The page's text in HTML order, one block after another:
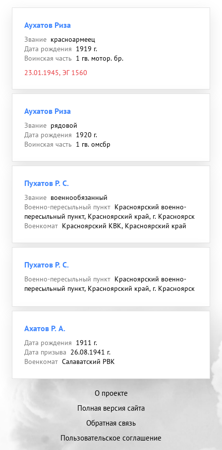
Аухатов Риза
Звание красноармеец
Дата рождения 1919 г.
Воинская часть 1 гв. мотор. бр.
23.01.1945, ЭГ 1560
Аухатов Риза
Звание рядовой
Дата рождения 1920 г.
Воинская часть 1 гв. омсбр
Пухатов Р. С.
Звание военнообязанный
Военно-пересыльный пункт Красноярский военно-
пересыльный пункт, Красноярский край, г. Красноярск
Военкомат Красноярский КВК, Красноярский край
Пухатов Р. С.
Военно-пересыльный пункт Красноярский военно-
пересыльный пункт, Красноярский край, г. Красноярск
Ахатов Р. А.
Дата рождения 1911 г.
Дата призыва 26.08.1941 г.
Военкомат Салаватский РВК
О проекте
Полная версия сайта
Обратная связь
Пользовательское соглашение